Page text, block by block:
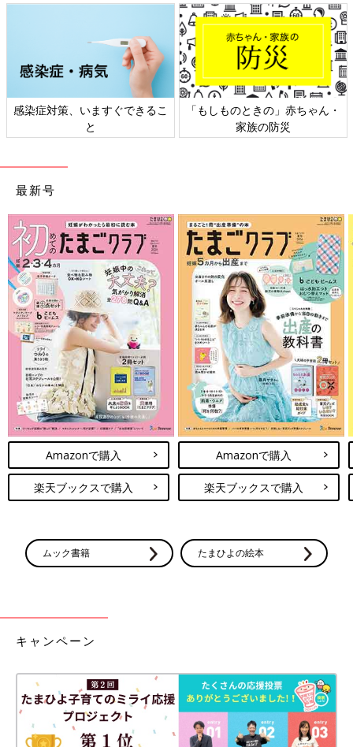
感染症対策、いますぐできるこ
と
「もしものときの」赤ちゃん・
家族の防災
最新号
Amazonで購入
楽天ブックスで購入
Amazonで購入
楽天ブックスで購入
ムック書籍 たまひよの絵本
キャンペーン